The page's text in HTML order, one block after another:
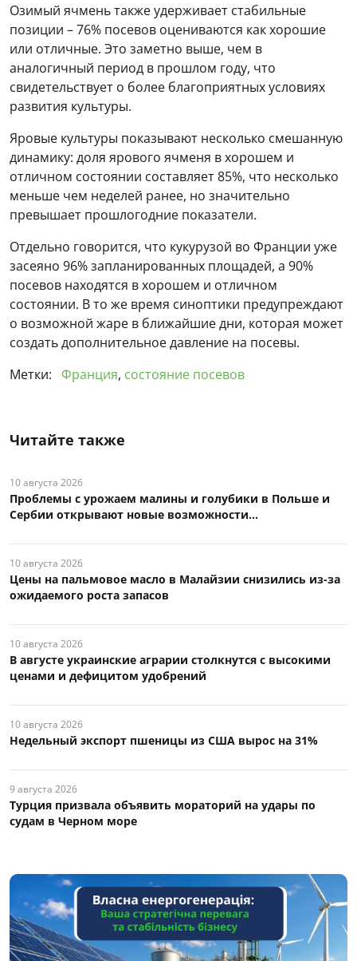
Озимый ячмень также удерживает стабильные
позиции – 76% посевов оцениваются как хорошие
или отличные. Это заметно выше, чем в
аналогичный период в прошлом году, что
свидетельствует о более благоприятных условиях
развития культуры.
Яровые культуры показывают несколько смешанную
динамику: доля ярового ячменя в хорошем и
отличном состоянии составляет 85%, что несколько
меньше чем неделей ранее, но значительно
превышает прошлогодние показатели.
Отдельно говорится, что кукурузой во Франции уже
засеяно 96% запланированных площадей, а 90%
посевов находятся в хорошем и отличном
состоянии. В то же время синоптики предупреждают
о возможной жаре в ближайшие дни, которая может
создать дополнительное давление на посевы.
Метки:
Франция, состояние посевов
Читайте также
10 августа 2026
Проблемы с урожаем малины и голубики в Польше и
Сербии открывают новые возможности...
10 августа 2026
Цены на пальмовое масло в Малайзии снизились из-за
ожидаемого роста запасов
10 августа 2026
В августе украинские аграрии столкнутся с высокими
ценами и дефицитом удобрений
10 августа 2026
Недельный экспорт пшеницы из США вырос на 31%
9 августа 2026
Турция призвала объявить мораторий на удары по
судам в Черном море